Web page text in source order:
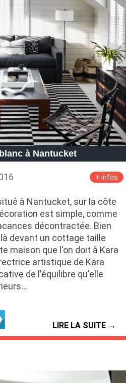
à Nantucket
+ infos
à Nantucket, sur la côte
est simple, comme
décontractée. Bien
devant un cottage taille
maison que l'on doit à Kara
artistique de Kara
de l'équilibre qu'elle
LIRE LA SUITE →